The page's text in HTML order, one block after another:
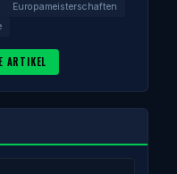
Europameisterschaften
ARTIKEL